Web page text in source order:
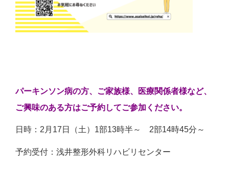
パーキンソン病の方、ご家族様、医療関係者様など、
ご興味のある方はご予約してご参加ください。
日時：2月17日（土）1部13時半～ 2部14時45分～
予約受付：浅井整形外科リハビリセンター